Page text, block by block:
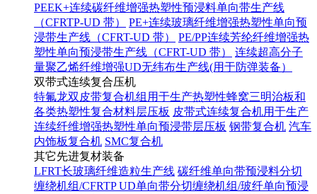
PEEK+连续碳纤维增强热塑性预浸料单向带生产线
（CFRTP-UD 带）
PE+连续玻璃纤维增强热塑性单向预
浸带生产线（CFRT-UD 带）
PE/PP连续芳纶纤维增强热
塑性单向预浸带生产线（CFRT-UD 带）
连续超高分子
量聚乙烯纤维增强UD无纬布生产线(用于防弹装备）
双带式连续复合压机
特氟龙双皮带复合机组用于生产热塑性蜂窝三明治板和
各类热塑性复合材料层压板 皮带式连续复合机用于生产
连续纤维增强热塑性单向预浸带层压板 钢带复合机 汽车
内饰板复合机 SMC复合机
其它先进复材装备
LFRT长玻璃纤维造粒生产线 碳纤维单向带预浸料分切
缠绕机组/CFRTP UD单向带分切缠绕机组/玻纤单向预浸